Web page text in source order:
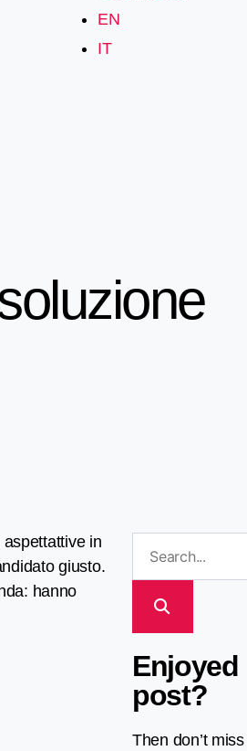
EN
IT
in
giusto.
hanno
post?
Then don’t